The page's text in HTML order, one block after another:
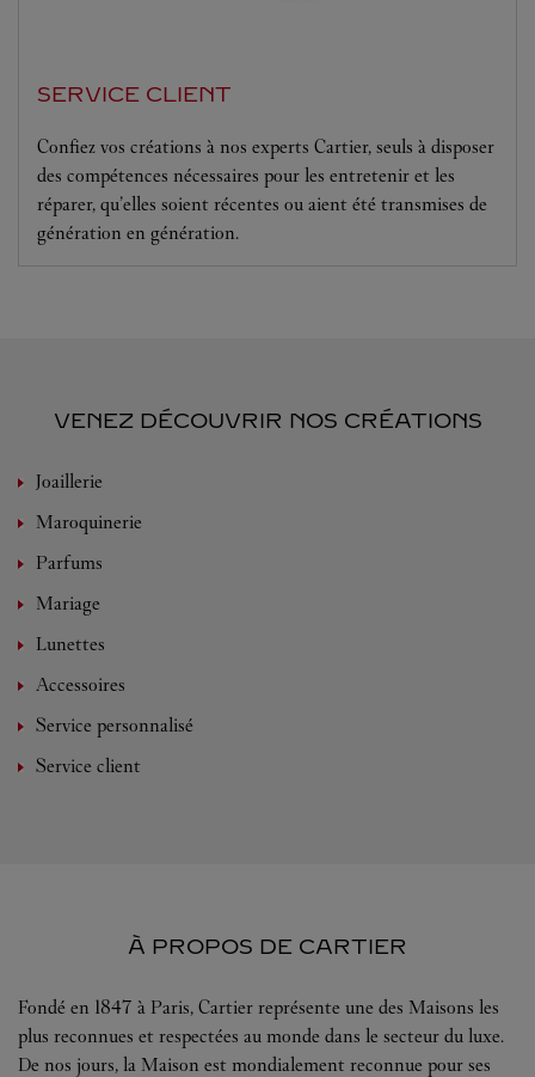
SERVICE CLIENT
Confiez vos créations à nos experts Cartier, seuls à disposer
des compétences nécessaires pour les entretenir et les
réparer, qu’elles soient récentes ou aient été transmises de
génération en génération.
VENEZ DÉCOUVRIR NOS CRÉATIONS
Joaillerie
Maroquinerie
Parfums
Mariage
Lunettes
Accessoires
Service personnalisé
Service client
À PROPOS DE CARTIER
Fondé en 1847 à Paris, Cartier représente une des Maisons les
plus reconnues et respectées au monde dans le secteur du luxe.
De nos jours, la Maison est mondialement reconnue pour ses